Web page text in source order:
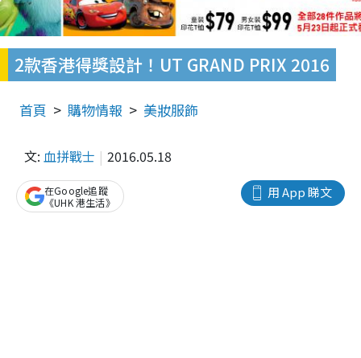
2款香港得獎設計！UT GRAND PRIX 2016
首頁 購物情報 美妝服飾
文: 血拼戰士 2016.05.18
用 App 睇文
在Google追蹤
《UHK 港生活》